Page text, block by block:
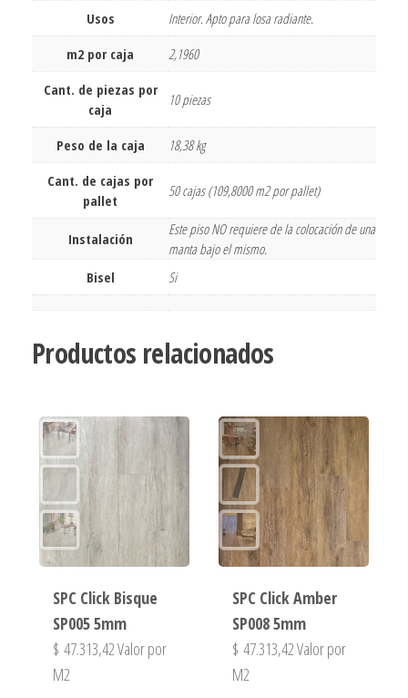
Usos
Interior. Apto para losa radiante.
m2 por caja
2,1960
Cant. de piezas por
caja
10 piezas
Peso de la caja
18,38 kg
Cant. de cajas por
pallet
50 cajas (109,8000 m2 por pallet)
Instalación
Este piso NO requiere de la colocación de una
manta bajo el mismo.
Bisel
Si
Productos relacionados
SPC Click Bisque
SP005 5mm
$ 47.313,42Valor por
M2
SPC Click Amber
SP008 5mm
$ 47.313,42Valor por
M2